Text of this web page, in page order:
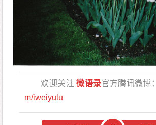
欢迎关注微语录官方腾讯微博：
m/iweiyulu